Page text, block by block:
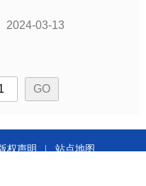
2024-03-13
权声明 站点地图